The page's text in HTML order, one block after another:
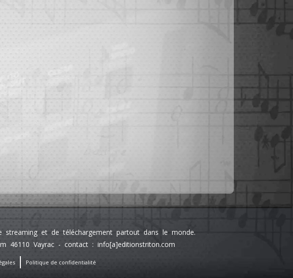
streaming et de téléchargement partout dans le monde.
46110 Vayrac - contact : info[a]editionstriton.com
Politique de confidentialité